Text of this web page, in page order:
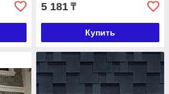
5 181 ₸
Купить